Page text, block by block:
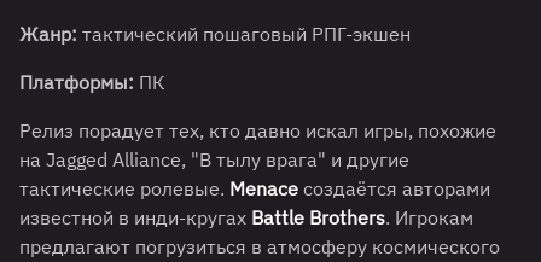
Жанр: тактический пошаговый РПГ-экшен
Платформы: ПК
Релиз порадует тех, кто давно искал игры, похожие
на Jagged Alliance, "В тылу врага" и другие
тактические ролевые. Menace создаётся авторами
известной в инди-кругах Battle Brothers. Игрокам
предлагают погрузиться в атмосферу космического